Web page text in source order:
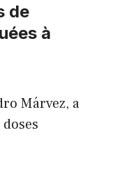
de
à
Márvez, a